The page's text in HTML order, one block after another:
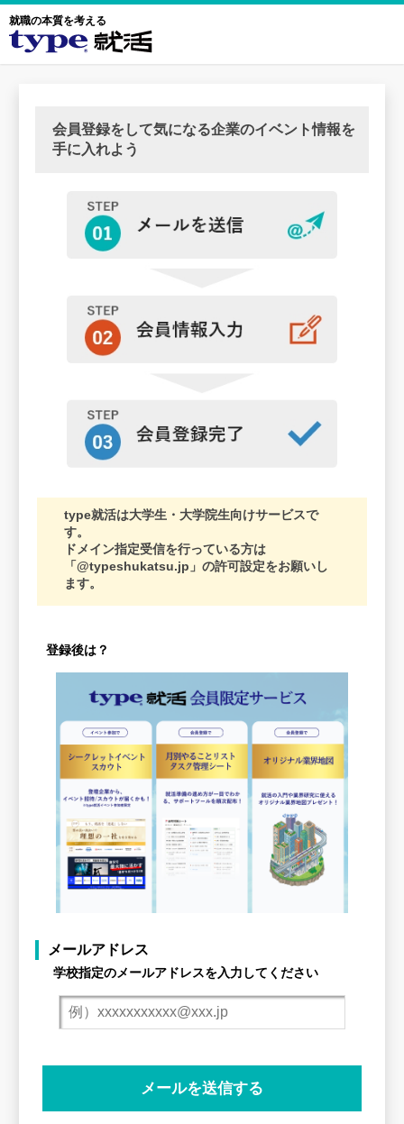
就職の本質を考える
会員登録をして気になる企業のイベント情報を
手に入れよう
type就活は大学生・大学院生向けサービスで
す。
ドメイン指定受信を行っている方は
「@typeshukatsu.jp」の許可設定をお願いし
ます。
登録後は？
メールアドレス
学校指定のメールアドレスを入力してください